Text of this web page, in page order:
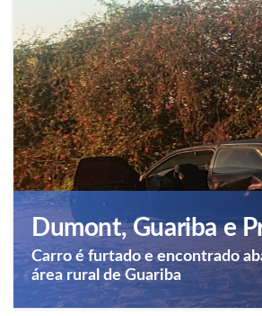
Dumont, Guariba e
Carro é furtado e encontrado
área rural de Guariba